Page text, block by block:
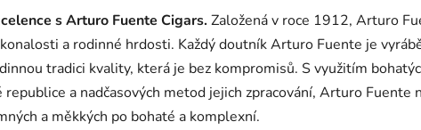
s Arturo Fuente Cigars. Založená v roce 1912, Arturo
a rodinné hrdosti. Každý doutník Arturo Fuente je
tradici kvality, která je bez kompromisů. S využitím
a nadčasových metod jejich zpracování, Arturo Fuente
a měkkých po bohaté a komplexní.